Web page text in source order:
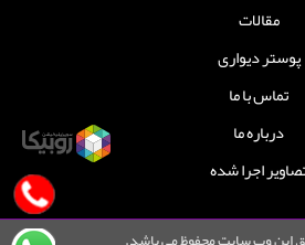
مقالات
پوستر دیواری
تماس با ما
درباره ما
اجرا شده